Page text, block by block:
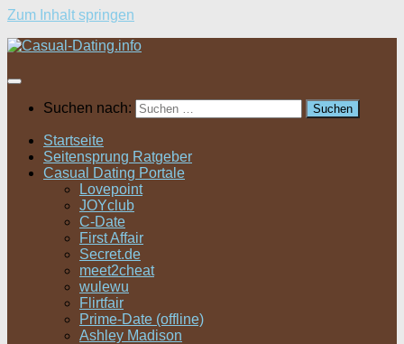
Zum Inhalt springen
Suchen nach:
Startseite
Seitensprung Ratgeber
Casual Dating Portale
Lovepoint
JOYclub
C-Date
First Affair
Secret.de
meet2cheat
wulewu
Flirtfair
Prime-Date (offline)
Ashley Madison